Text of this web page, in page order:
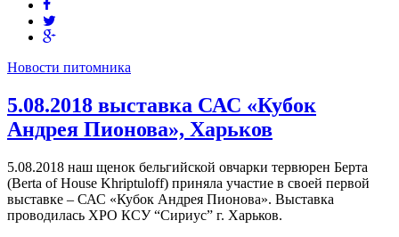
Новости питомника
5.08.2018 выставка САС «Кубок
Андрея Пионова», Харьков
5.08.2018 наш щенок бельгийской овчарки тервюрен Берта
(Berta of House Khriptuloff) приняла участие в своей первой
выставке – САС «Кубок Андрея Пионова». Выставка
проводилась ХРО КСУ “Сириус” г. Харьков.